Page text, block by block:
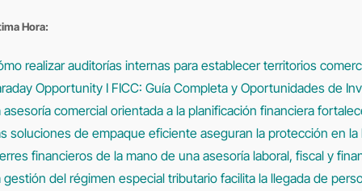
al
Hora:
realizar auditorías internas para establecer territorios
Opportunity I FICC: Guía Completa y Oportunidades de
asesoría comercial orientada a la planificación financiera
soluciones de empaque eficiente aseguran la protección en la
financieros de la mano de una asesoría laboral, fiscal y
gestión del régimen especial tributario facilita la llegada de